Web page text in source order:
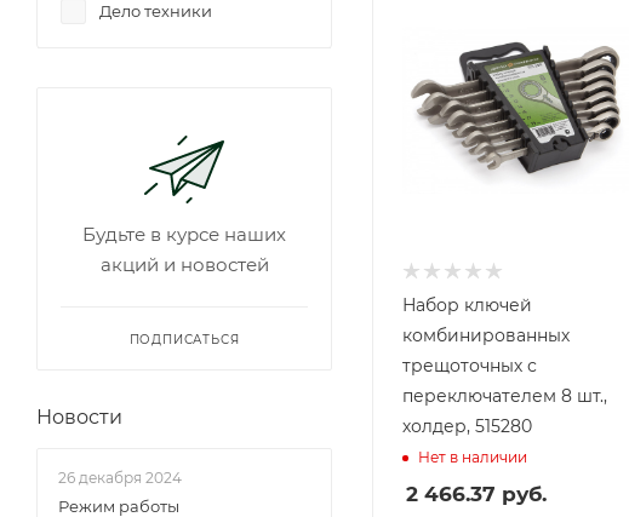
Набор ключей
комбинированных
трещоточных с
переключателем 8 шт.,
холдер, 515280
Нет в наличии
2 466.37 руб.
Дело техники
Будьте в курсе наших
акций и новостей
ПОДПИСАТЬСЯ
Новости
26 декабря 2024
Режим работы